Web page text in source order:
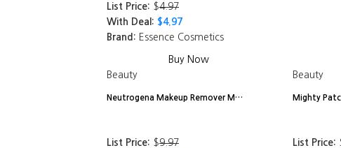
List Price: $4.97
With Deal: $4.97
Brand: Essence Cosmetics
Buy Now
Beauty
Neutrogena Makeup Remover M…
List Price: $9.97
Beauty
Mighty
List Price: